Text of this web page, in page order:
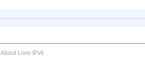
About Livre IPv6